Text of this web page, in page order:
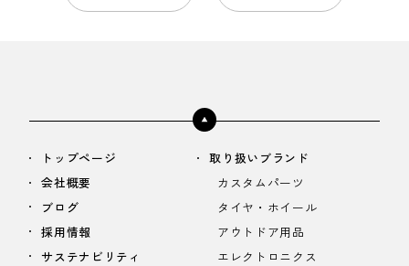
トップページ
会社概要
ブログ
採用情報
サステナビリティ
取り扱いブランド
カスタムパーツ
タイヤ・ホイール
アウトドア用品
エレクトロニクス